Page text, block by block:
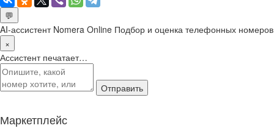
💬
AI-ассистент Nomera Online Подбор и оценка телефонных номеров
×
Ассистент печатает…
Отправить
Маркетплейс